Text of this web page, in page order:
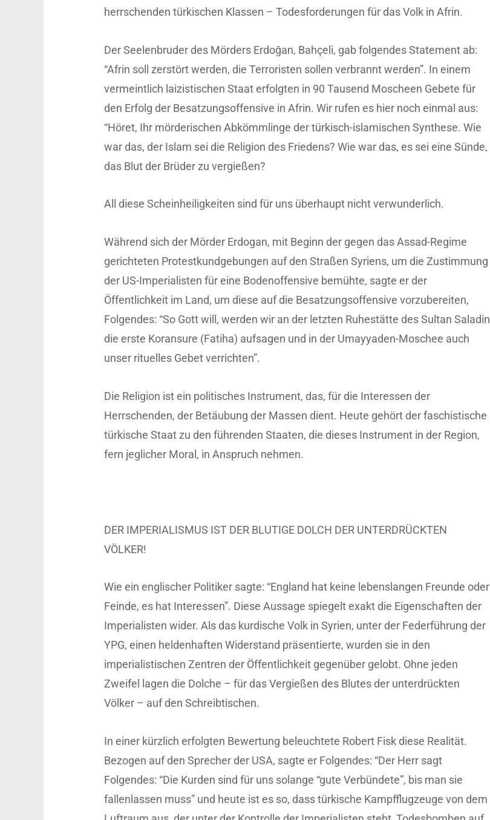
herrschenden türkischen Klassen – Todesforderungen für das Volk in Afrin.
Der Seelenbruder des Mörders Erdoğan, Bahçeli, gab folgendes Statement ab:
“Afrin soll zerstört werden, die Terroristen sollen verbrannt werden”. In einem
vermeintlich laizistischen Staat erfolgten in 90 Tausend Moscheen Gebete für
den Erfolg der Besatzungsoffensive in Afrin. Wir rufen es hier noch einmal aus:
“Höret, Ihr mörderischen Abkömmlinge der türkisch-islamischen Synthese. Wie
war das, der Islam sei die Religion des Friedens? Wie war das, es sei eine Sünde,
das Blut der Brüder zu vergießen?
All diese Scheinheiligkeiten sind für uns überhaupt nicht verwunderlich.
Während sich der Mörder Erdogan, mit Beginn der gegen das Assad-Regime
gerichteten Protestkundgebungen auf den Straßen Syriens, um die Zustimmung
der US-Imperialisten für eine Bodenoffensive bemühte, sagte er der
Öffentlichkeit im Land, um diese auf die Besatzungsoffensive vorzubereiten,
Folgendes: “So Gott will, werden wir an der letzten Ruhestätte des Sultan Saladin
die erste Koransure (Fatiha) aufsagen und in der Umayyaden-Moschee auch
unser rituelles Gebet verrichten”.
Die Religion ist ein politisches Instrument, das, für die Interessen der
Herrschenden, der Betäubung der Massen dient. Heute gehört der faschistische
türkische Staat zu den führenden Staaten, die dieses Instrument in der Region,
fern jeglicher Moral, in Anspruch nehmen.
DER IMPERIALISMUS IST DER BLUTIGE DOLCH DER UNTERDRÜCKTEN
VÖLKER!
Wie ein englischer Politiker sagte: “England hat keine lebenslangen Freunde oder
Feinde, es hat Interessen”. Diese Aussage spiegelt exakt die Eigenschaften der
Imperialisten wider. Als das kurdische Volk in Syrien, unter der Federführung der
YPG, einen heldenhaften Widerstand präsentierte, wurden sie in den
imperialistischen Zentren der Öffentlichkeit gegenüber gelobt. Ohne jeden
Zweifel lagen die Dolche – für das Vergießen des Blutes der unterdrückten
Völker – auf den Schreibtischen.
In einer kürzlich erfolgten Bewertung beleuchtete Robert Fisk diese Realität.
Bezogen auf den Sprecher der USA, sagte er Folgendes: “Der Herr sagt
Folgendes: “Die Kurden sind für uns solange “gute Verbündete”, bis man sie
fallenlassen muss” und heute ist es so, dass türkische Kampfflugzeuge von dem